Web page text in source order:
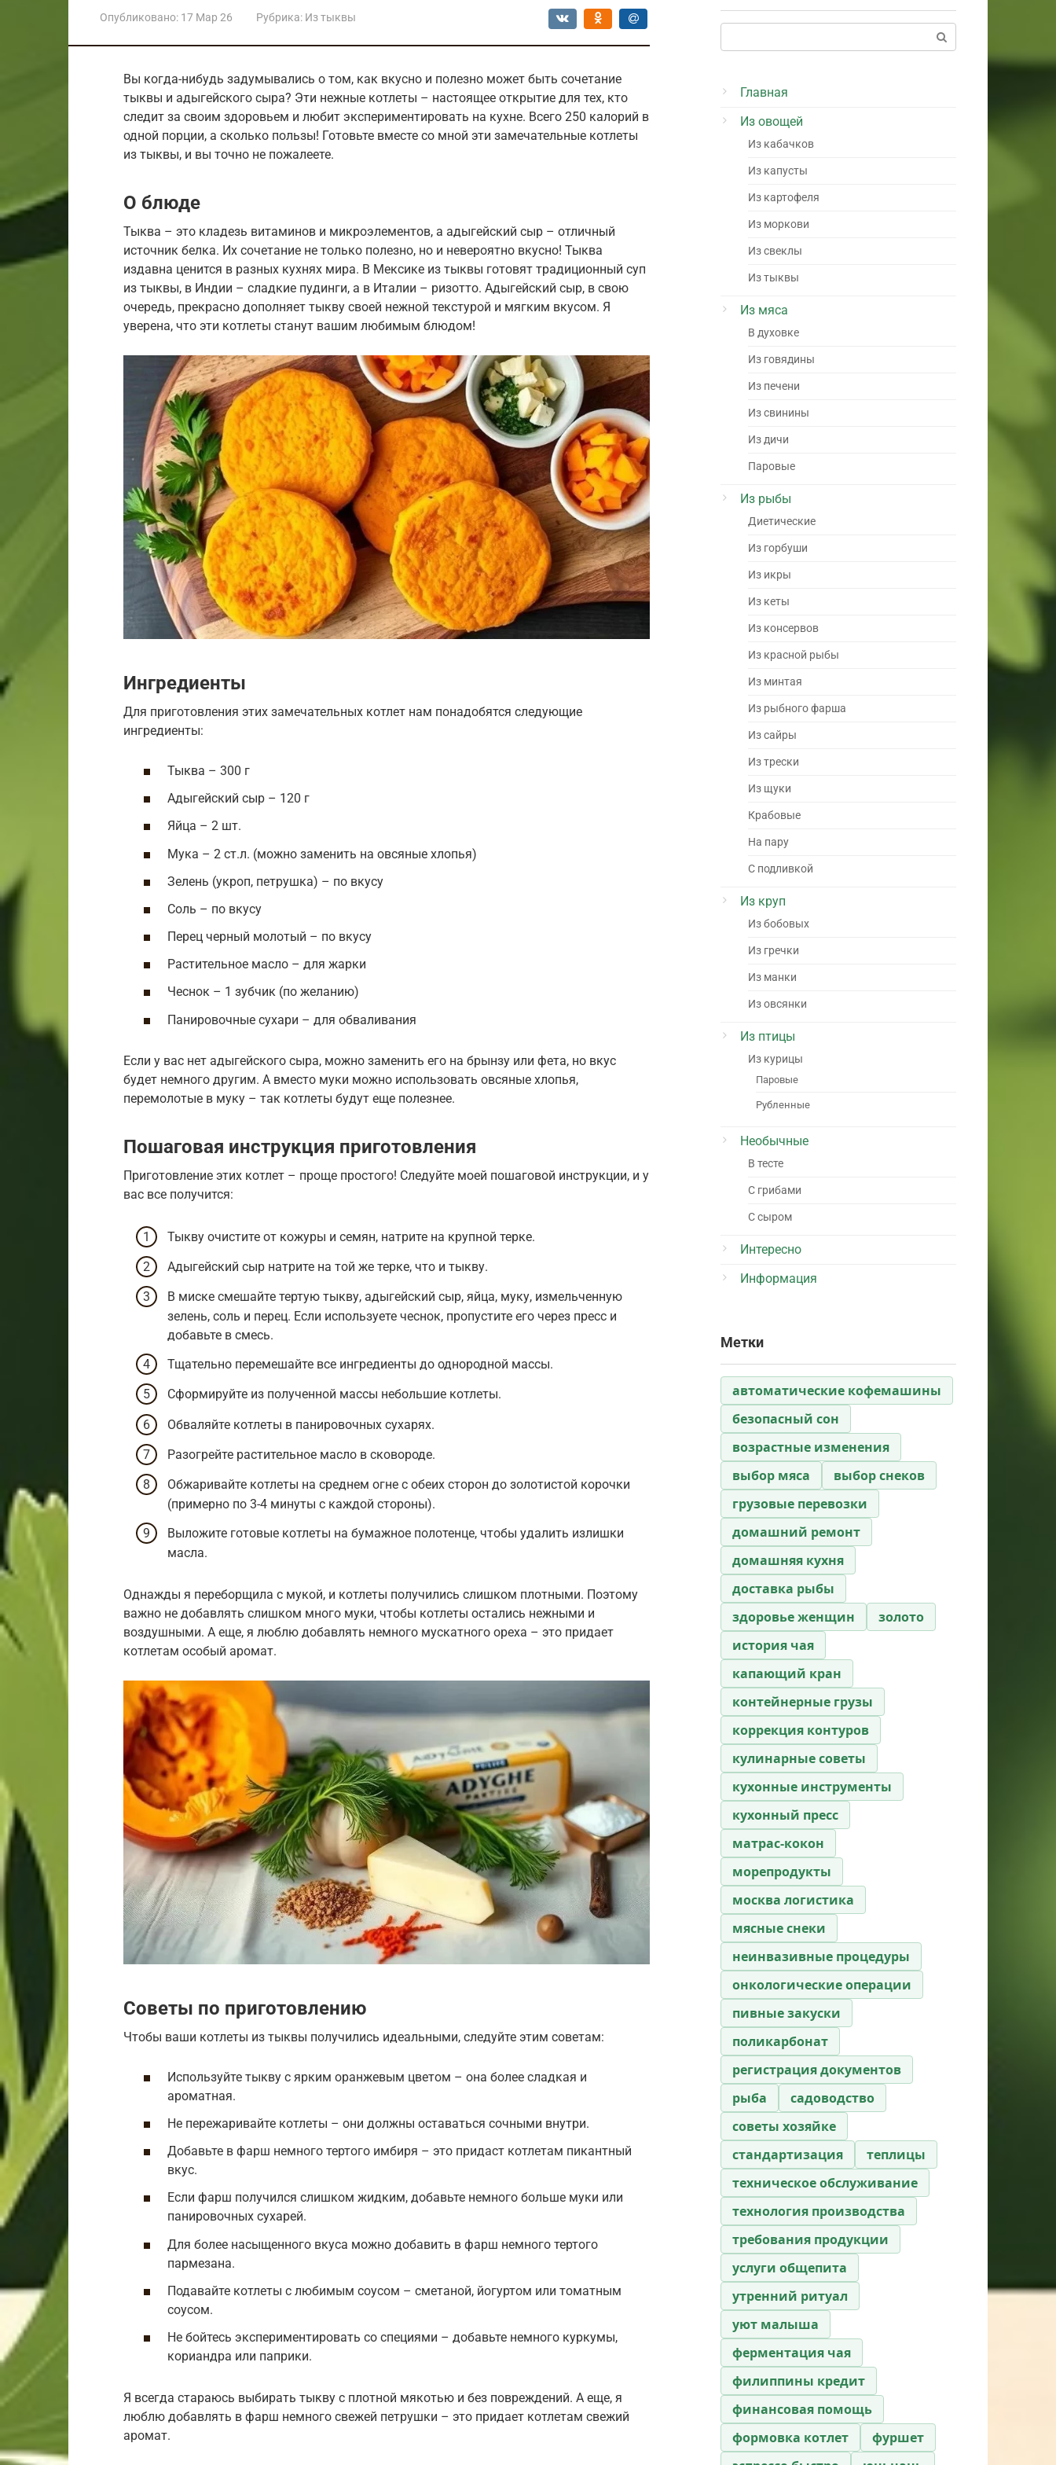
Опубликовано: 17 Мар 26 Рубрика: Из тыквы
Вы когда-нибудь задумывались о том, как вкусно и полезно может быть сочетание
тыквы и адыгейского сыра? Эти нежные котлеты – настоящее открытие для тех, кто
следит за своим здоровьем и любит экспериментировать на кухне. Всего 250 калорий в
одной порции, а сколько пользы! Готовьте вместе со мной эти замечательные котлеты
из тыквы, и вы точно не пожалеете.
О блюде
Тыква – это кладезь витаминов и микроэлементов, а адыгейский сыр – отличный
источник белка. Их сочетание не только полезно, но и невероятно вкусно! Тыква
издавна ценится в разных кухнях мира. В Мексике из тыквы готовят традиционный суп
из тыквы, в Индии – сладкие пудинги, а в Италии – ризотто. Адыгейский сыр, в свою
очередь, прекрасно дополняет тыкву своей нежной текстурой и мягким вкусом. Я
уверена, что эти котлеты станут вашим любимым блюдом!
Ингредиенты
Для приготовления этих замечательных котлет нам понадобятся следующие
ингредиенты:
Тыква – 300 г
Адыгейский сыр – 120 г
Яйца – 2 шт.
Мука – 2 ст.л. (можно заменить на овсяные хлопья)
Зелень (укроп, петрушка) – по вкусу
Соль – по вкусу
Перец черный молотый – по вкусу
Растительное масло – для жарки
Чеснок – 1 зубчик (по желанию)
Панировочные сухари – для обваливания
Если у вас нет адыгейского сыра, можно заменить его на брынзу или фета, но вкус
будет немного другим. А вместо муки можно использовать овсяные хлопья,
перемолотые в муку – так котлеты будут еще полезнее.
Пошаговая инструкция приготовления
Приготовление этих котлет – проще простого! Следуйте моей пошаговой инструкции, и у
вас все получится:
Тыкву очистите от кожуры и семян, натрите на крупной терке.
Адыгейский сыр натрите на той же терке, что и тыкву.
В миске смешайте тертую тыкву, адыгейский сыр, яйца, муку, измельченную
зелень, соль и перец. Если используете чеснок, пропустите его через пресс и
добавьте в смесь.
Тщательно перемешайте все ингредиенты до однородной массы.
Сформируйте из полученной массы небольшие котлеты.
Обваляйте котлеты в панировочных сухарях.
Разогрейте растительное масло в сковороде.
Обжаривайте котлеты на среднем огне с обеих сторон до золотистой корочки
(примерно по 3-4 минуты с каждой стороны).
Выложите готовые котлеты на бумажное полотенце, чтобы удалить излишки
масла.
Однажды я переборщила с мукой, и котлеты получились слишком плотными. Поэтому
важно не добавлять слишком много муки, чтобы котлеты остались нежными и
воздушными. А еще, я люблю добавлять немного мускатного ореха – это придает
котлетам особый аромат.
Советы по приготовлению
Чтобы ваши котлеты из тыквы получились идеальными, следуйте этим советам:
Используйте тыкву с ярким оранжевым цветом – она более сладкая и
ароматная.
Не пережаривайте котлеты – они должны оставаться сочными внутри.
Добавьте в фарш немного тертого имбиря – это придаст котлетам пикантный
вкус.
Если фарш получился слишком жидким, добавьте немного больше муки или
панировочных сухарей.
Для более насыщенного вкуса можно добавить в фарш немного тертого
пармезана.
Подавайте котлеты с любимым соусом – сметаной, йогуртом или томатным
соусом.
Не бойтесь экспериментировать со специями – добавьте немного куркумы,
кориандра или паприки.
Я всегда стараюсь выбирать тыкву с плотной мякотью и без повреждений. А еще, я
люблю добавлять в фарш немного свежей петрушки – это придает котлетам свежий
аромат.
Главная
Из овощей
Из кабачков
Из капусты
Из картофеля
Из моркови
Из свеклы
Из тыквы
Из мяса
В духовке
Из говядины
Из печени
Из свинины
Из дичи
Паровые
Из рыбы
Диетические
Из горбуши
Из икры
Из кеты
Из консервов
Из красной рыбы
Из минтая
Из рыбного фарша
Из сайры
Из трески
Из щуки
Крабовые
На пару
С подливкой
Из круп
Из бобовых
Из гречки
Из манки
Из овсянки
Из птицы
Из курицы
Паровые
Рубленные
Необычные
В тесте
С грибами
С сыром
Интересно
Информация
Метки
автоматические кофемашины
безопасный сон
возрастные изменения
выбор мяса
выбор снеков
грузовые перевозки
домашний ремонт
домашняя кухня
доставка рыбы
здоровье женщин
золото
история чая
капающий кран
контейнерные грузы
коррекция контуров
кулинарные советы
кухонные инструменты
кухонный пресс
матрас-кокон
морепродукты
москва логистика
мясные снеки
неинвазивные процедуры
онкологические операции
пивные закуски
поликарбонат
регистрация документов
рыба
садоводство
советы хозяйке
стандартизация
теплицы
техническое обслуживание
технология производства
требования продукции
услуги общепита
утренний ритуал
уют малыша
ферментация чая
филиппины кредит
финансовая помощь
формовка котлет
фуршет